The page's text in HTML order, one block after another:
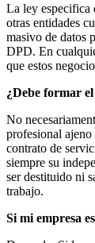
La ley especifica
otras entidades
masivo de datos
DPD. En
que estos
¿Debe formar
No
profesional ajeno
contrato de
siempre su
ser destituido ni
trabajo.
Si mi empresa